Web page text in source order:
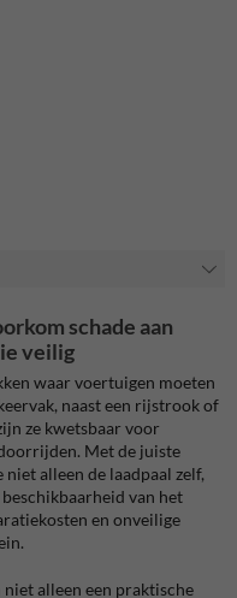
schade aan
veilig
waar voertuigen moeten
naast een rijstrook of
ze kwetsbaar voor
Met de juiste
niet alleen de laadpaal zelf,
van het
en onveilige
niet alleen een praktische